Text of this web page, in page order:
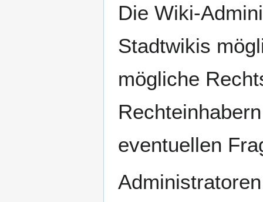
Die Wiki-
Stadtwikis
mögliche
eventuellen